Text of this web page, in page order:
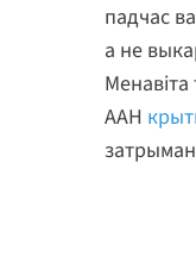
падчас
а не
Менавіта
ААН